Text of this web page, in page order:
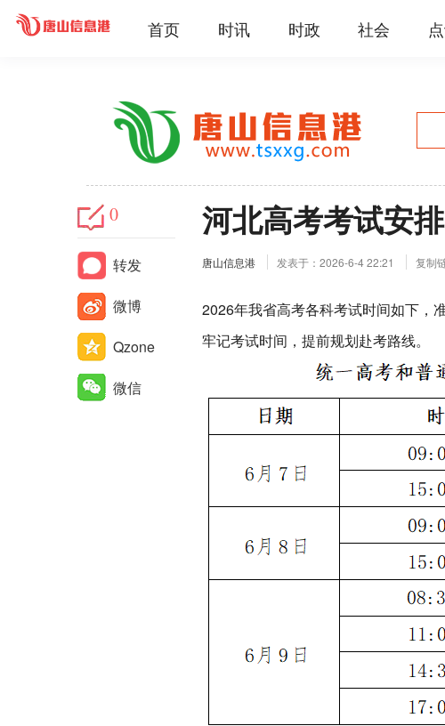
首页 时讯 时政 社会
0
转发
微博
Qzone
微信
河北高考考试安排
唐山信息港 发表于：2026-6-4 22:21 复制
2026年我省高考各科考试时间如下，
牢记考试时间，提前规划赴考路线。